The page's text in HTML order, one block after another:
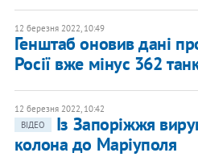
12 березня 2022, 10:49
Генштаб оновив дані
Росії вже мінус 362
12 березня 2022, 10:42
ВІДЕО
Із Запоріжжя
колона до Маріуполя